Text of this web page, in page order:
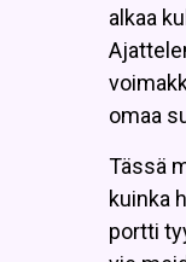
alkaa
omaa
Tässä
kuinka
portti